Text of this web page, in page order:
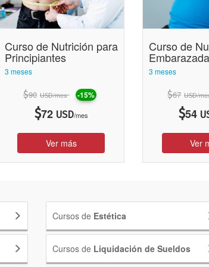
de entornos saludables.
ALIMENTACIÓN Y KIOSCO SALUDABLE y ESTRATEGIAS
escolares. Elaboración del menú escolar
Curso de Nutrición para
Principiantes
3 meses
$90 USD/mes -15%
$72 USD/mes
Ver más
Curso de
3 meses
$67 USD/
$54
Ver
Cursos de Estética
Cursos de Liquidación de Sueldos